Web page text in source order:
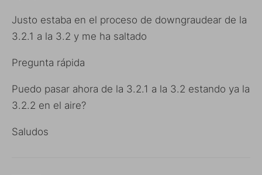
Justo estaba en el proceso de downgraudear de la
3.2.1 a la 3.2 y me ha saltado
Pregunta rápida
Puedo pasar ahora de la 3.2.1 a la 3.2 estando ya la
3.2.2 en el aire?
Saludos